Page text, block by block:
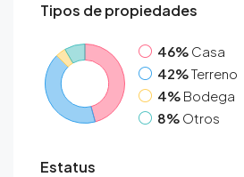
Tipos de propiedades
46% Casa
42%Terreno
4% Bodega
8% Otros
Estatus